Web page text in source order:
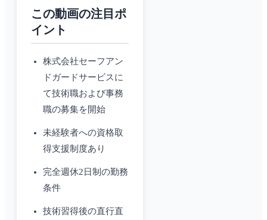
この動画の注目ポ
イント
株式会社セーフアン
ドガードサービスに
て技術職および事務
職の募集を開始
未経験者への資格取
得支援制度あり
完全週休2日制の勤務
条件
技術習得後の直行直